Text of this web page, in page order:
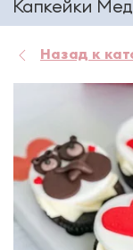
Капкейки
Назад к